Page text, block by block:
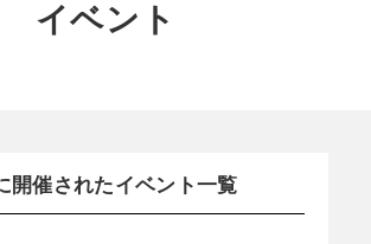
イベント
開催されたイベント一覧